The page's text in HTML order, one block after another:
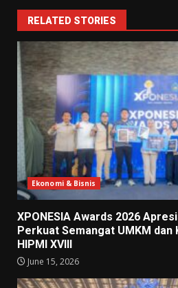
RELATED STORIES
Ekonomi & Bisnis
XPONESIA Awards 2026
Perkuat Semangat UMKM dan
HIPMI XVIII
June 15, 2026